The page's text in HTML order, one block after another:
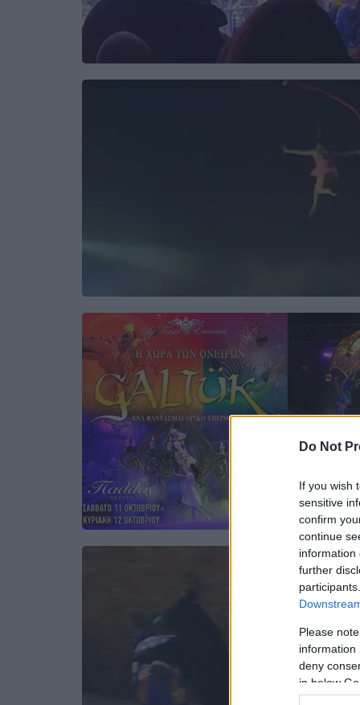
Do Not
If you wish
sensitive
confirm
continue
information
further
Please
information
deny
in below